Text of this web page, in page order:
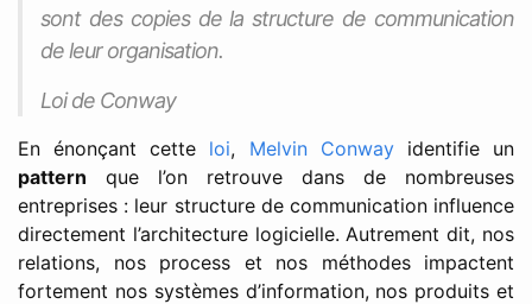
sont des copies de la structure de communication
de leur organisation.
Loi de Conway
En énonçant cette loi, Melvin Conwayidentifie un
pattern que l’on retrouve dans de nombreuses
entreprises : leur structure de communication influence
directement l’architecture logicielle. Autrement dit, nos
relations, nos process et nos méthodes impactent
fortement nos systèmes d’information, nos produits et